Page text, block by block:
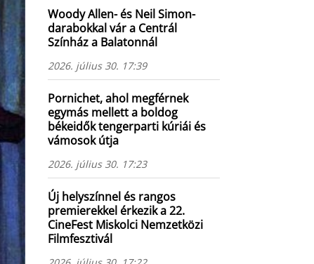
Woody Allen- és Neil Simon-
darabokkal vár a Centrál
Színház a Balatonnál
2026. július 30. 17:39
Pornichet, ahol megférnek
egymás mellett a boldog
békeidők tengerparti kúriái és
vámosok útja
2026. július 30. 17:23
Új helyszínnel és rangos
premierekkel érkezik a 22.
CineFest Miskolci Nemzetközi
Filmfesztivál